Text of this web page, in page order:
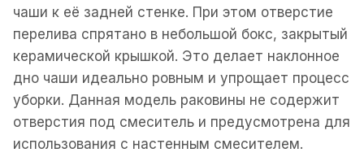
чаши к её задней стенке. При этом отверстие
перелива спрятано в небольшой бокс, закрытый
керамической крышкой. Это делает наклонное
дно чаши идеально ровным и упрощает процесс
уборки. Данная модель раковины не содержит
отверстия под смеситель и предусмотрена для
использования с настенным смесителем.